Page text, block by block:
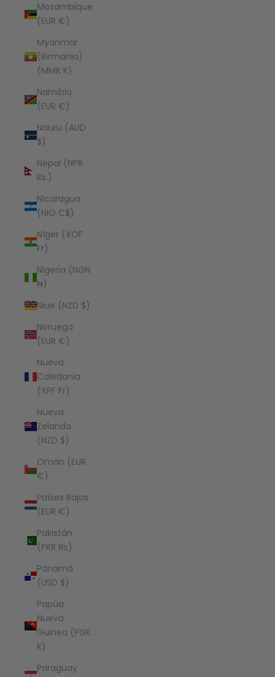
Mozambique
(EUR €)
Myanmar
(Birmania)
(MMK K)
Namibia
(EUR €)
Nauru (AUD
$)
Nepal (NPR
Rs.)
Nicaragua
(NIO C$)
Níger (XOF
Fr)
Nigeria (NGN
₦)
Niue (NZD $)
Noruega
(EUR €)
Nueva
Caledonia
(XPF Fr)
Nueva
Zelanda
(NZD $)
Omán (EUR
€)
Países Bajos
(EUR €)
Pakistán
(PKR ₨)
Panamá
(USD $)
Papúa
Nueva
Guinea (PGK
K)
Paraguay